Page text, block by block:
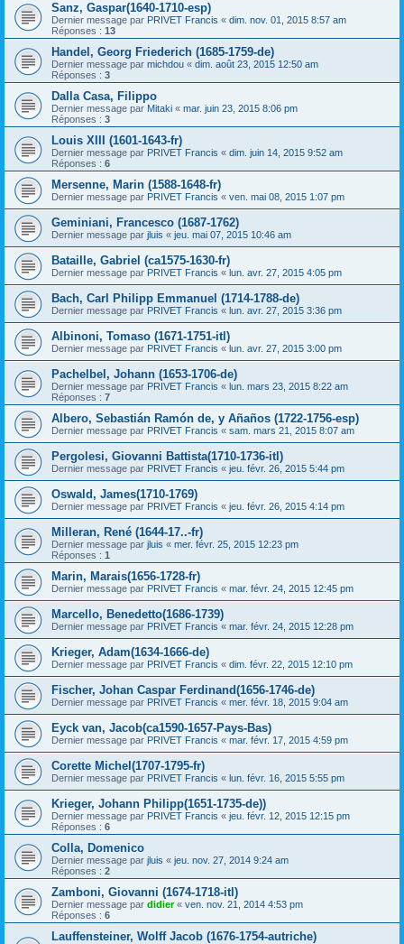
Sanz, Gaspar(1640-1710-esp)
Dernier message par PRIVET Francis « dim. nov. 01, 2015 8:57 am
Réponses : 13
Handel, Georg Friederich (1685-1759-de)
Dernier message par michdou « dim. août 23, 2015 12:50 am
Réponses : 3
Dalla Casa, Filippo
Dernier message par Mitaki « mar. juin 23, 2015 8:06 pm
Réponses : 3
Louis XIII (1601-1643-fr)
Dernier message par PRIVET Francis « dim. juin 14, 2015 9:52 am
Réponses : 6
Mersenne, Marin (1588-1648-fr)
Dernier message par PRIVET Francis « ven. mai 08, 2015 1:07 pm
Geminiani, Francesco (1687-1762)
Dernier message par jluis « jeu. mai 07, 2015 10:46 am
Bataille, Gabriel (ca1575-1630-fr)
Dernier message par PRIVET Francis « lun. avr. 27, 2015 4:05 pm
Bach, Carl Philipp Emmanuel (1714-1788-de)
Dernier message par PRIVET Francis « lun. avr. 27, 2015 3:36 pm
Albinoni, Tomaso (1671-1751-itl)
Dernier message par PRIVET Francis « lun. avr. 27, 2015 3:00 pm
Pachelbel, Johann (1653-1706-de)
Dernier message par PRIVET Francis « lun. mars 23, 2015 8:22 am
Réponses : 7
Albero, Sebastián Ramón de, y Añaños (1722-1756-esp)
Dernier message par PRIVET Francis « sam. mars 21, 2015 8:07 am
Pergolesi, Giovanni Battista(1710-1736-itl)
Dernier message par PRIVET Francis « jeu. févr. 26, 2015 5:44 pm
Oswald, James(1710-1769)
Dernier message par PRIVET Francis « jeu. févr. 26, 2015 4:14 pm
Milleran, René (1644-17..-fr)
Dernier message par jluis « mer. févr. 25, 2015 12:23 pm
Réponses : 1
Marin, Marais(1656-1728-fr)
Dernier message par PRIVET Francis « mar. févr. 24, 2015 12:45 pm
Marcello, Benedetto(1686-1739)
Dernier message par PRIVET Francis « mar. févr. 24, 2015 12:28 pm
Krieger, Adam(1634-1666-de)
Dernier message par PRIVET Francis « dim. févr. 22, 2015 12:10 pm
Fischer, Johan Caspar Ferdinand(1656-1746-de)
Dernier message par PRIVET Francis « mer. févr. 18, 2015 9:04 am
Eyck van, Jacob(ca1590-1657-Pays-Bas)
Dernier message par PRIVET Francis « mar. févr. 17, 2015 4:59 pm
Corette Michel(1707-1795-fr)
Dernier message par PRIVET Francis « lun. févr. 16, 2015 5:55 pm
Krieger, Johann Philipp(1651-1735-de))
Dernier message par PRIVET Francis « jeu. févr. 12, 2015 12:15 pm
Réponses : 6
Colla, Domenico
Dernier message par jluis « jeu. nov. 27, 2014 9:24 am
Réponses : 2
Zamboni, Giovanni (1674-1718-itl)
Dernier message par didier« ven. nov. 21, 2014 4:53 pm
Réponses : 6
Lauffensteiner, Wolff Jacob (1676-1754-autriche)